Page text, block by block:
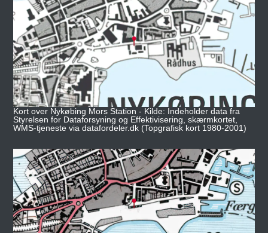
Kort over Nykøbing Mors Station - Kilde: Indeholder data fra
Styrelsen for Dataforsyning og Effektivisering, skærmkortet,
WMS-tjeneste via datafordeler.dk (Topgrafisk kort 1980-2001)